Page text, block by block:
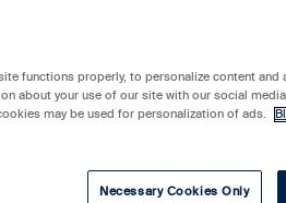
vi hjälpa
är tomt.
functions properly, to personalize content and
about your use of our site with our social
may be used for personalization of ads.
Necessary Cookies Only